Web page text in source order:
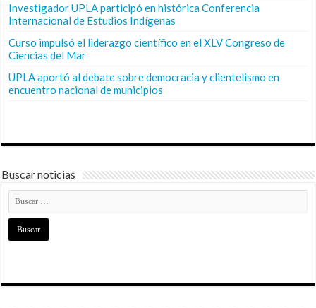
Investigador UPLA participó en histórica Conferencia
Internacional de Estudios Indígenas
Curso impulsó el liderazgo científico en el XLV Congreso de
Ciencias del Mar
UPLA aportó al debate sobre democracia y clientelismo en
encuentro nacional de municipios
Buscar noticias